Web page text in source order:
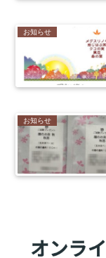
お知らせ
お知らせ